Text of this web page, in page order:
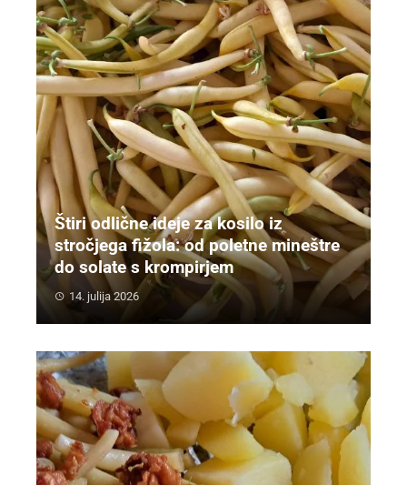
Štiri odlične ideje za kosilo iz
stročjega fižola: od poletne mineštre
do solate s krompirjem
14. julija 2026